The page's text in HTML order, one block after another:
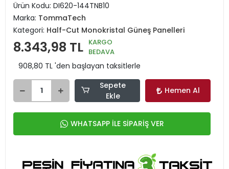
Ürün Kodu: DI620-144TNB10
Marka: TommaTech
Kategori: Half-Cut Monokristal Güneş Panelleri
8.343,98 TL KARGO
BEDAVA
908,80 TL 'den başlayan taksitlerle
Sepete
Ekle
Hemen Al
WHATSAPP İLE SİPARİŞ VER